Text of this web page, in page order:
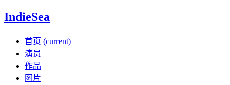
IndieSea
首页 (current)
演员
作品
图片